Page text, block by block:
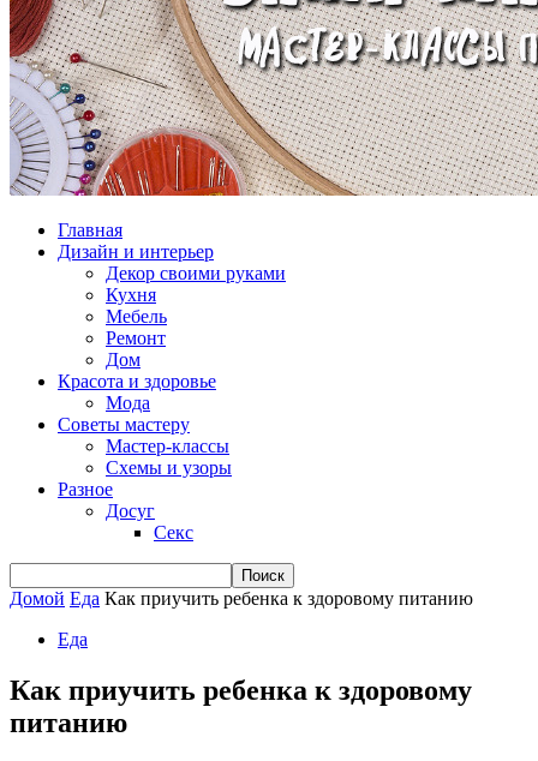
Главная
Дизайн и интерьер
Декор своими руками
Кухня
Мебель
Ремонт
Дом
Красота и здоровье
Мода
Советы мастеру
Мастер-классы
Схемы и узоры
Разное
Досуг
Секс
Домой Еда Как приучить ребенка к здоровому питанию
Еда
Как приучить ребенка к здоровому
питанию